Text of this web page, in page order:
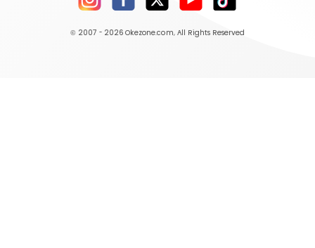
© 2007 - 2026 Okezone.com, All Rights Reserved